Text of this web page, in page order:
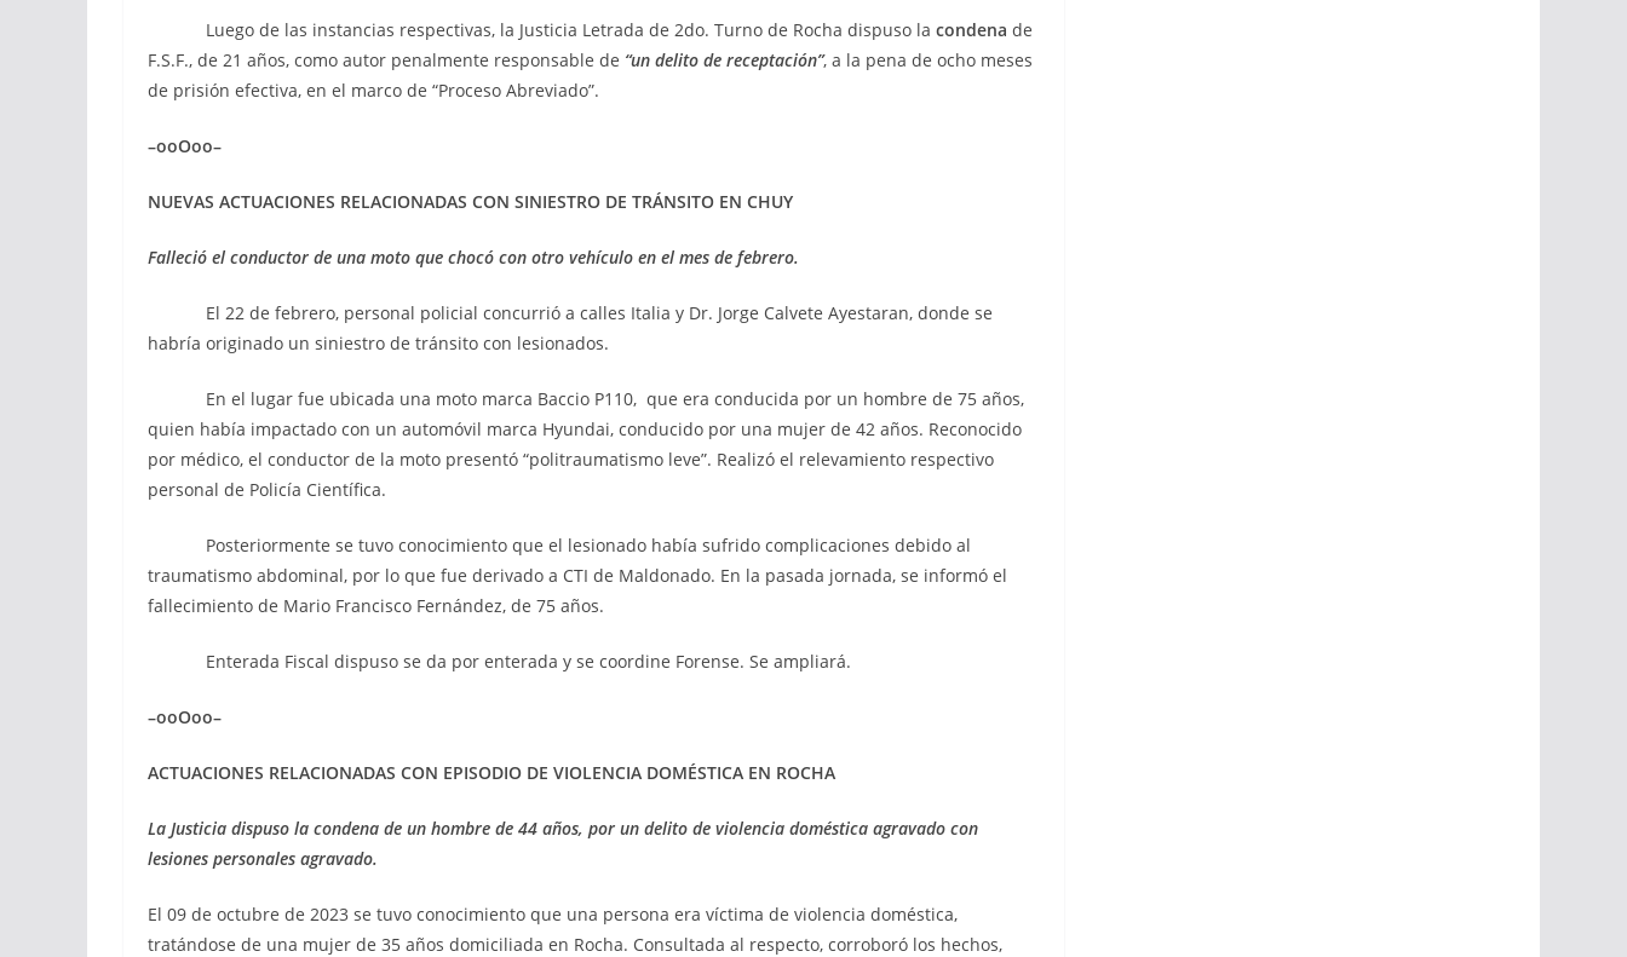
Luego de las instancias respectivas, la Justicia Letrada de 2do. Turno de Rocha dispuso la condena de
F.S.F., de 21 años, como autor penalmente responsable de “un delito de receptación”, a la pena de ocho meses
de prisión efectiva, en el marco de “Proceso Abreviado”.
–ooOoo–
NUEVAS ACTUACIONES RELACIONADAS CON SINIESTRO DE TRÁNSITO EN CHUY
Falleció el conductor de una moto que chocó con otro vehículo en el mes de febrero.
El 22 de febrero, personal policial concurrió a calles Italia y Dr. Jorge Calvete Ayestaran, donde se
habría originado un siniestro de tránsito con lesionados.
En el lugar fue ubicada una moto marca Baccio P110, que era conducida por un hombre de 75 años,
quien había impactado con un automóvil marca Hyundai, conducido por una mujer de 42 años. Reconocido
por médico, el conductor de la moto presentó “politraumatismo leve”. Realizó el relevamiento respectivo
personal de Policía Científica.
Posteriormente se tuvo conocimiento que el lesionado había sufrido complicaciones debido al
traumatismo abdominal, por lo que fue derivado a CTI de Maldonado. En la pasada jornada, se informó el
fallecimiento de Mario Francisco Fernández, de 75 años.
Enterada Fiscal dispuso se da por enterada y se coordine Forense. Se ampliará.
–ooOoo–
ACTUACIONES RELACIONADAS CON EPISODIO DE VIOLENCIA DOMÉSTICA EN ROCHA
La Justicia dispuso la condena de un hombre de 44 años, por un delito de violencia doméstica agravado con
lesiones personales agravado.
El 09 de octubre de 2023 se tuvo conocimiento que una persona era víctima de violencia doméstica,
tratándose de una mujer de 35 años domiciliada en Rocha. Consultada al respecto, corroboró los hechos,